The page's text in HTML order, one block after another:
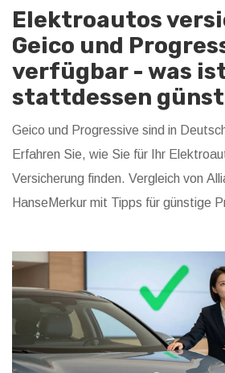
Elektroautos
Geico und
verfügbar - was
stattdessen
Geico und Progressive sind in
Erfahren Sie, wie Sie für Ihr
Versicherung finden. Vergleich von
HanseMerkur mit Tipps für günstige